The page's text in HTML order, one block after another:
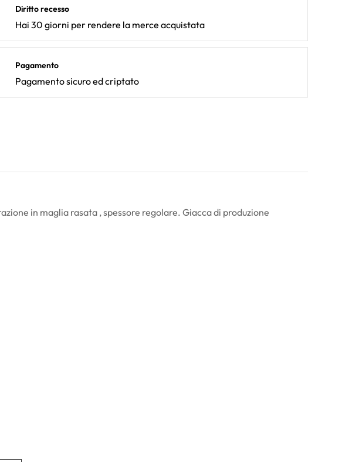
Diritto recesso
Hai 30 giorni per rendere la merce acquistata
Pagamento
Pagamento sicuro ed criptato
in maglia rasata , spessore regolare. Giacca di produzione